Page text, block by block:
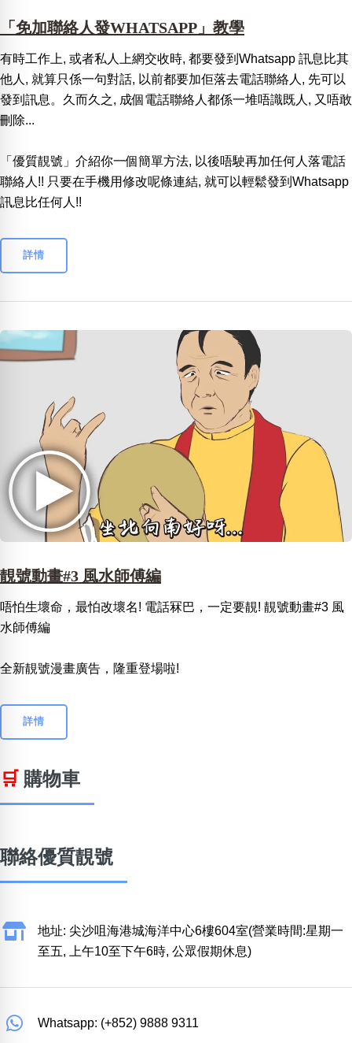
「免加聯絡人發WHATSAPP」教學
有時工作上, 或者私人上網交收時, 都要發到Whatsapp 訊息比其
他人, 就算只係一句對話, 以前都要加佢落去電話聯絡人, 先可以
發到訊息。久而久之, 成個電話聯絡人都係一堆唔識既人, 又唔敢
刪除...
「優質靚號」介紹你一個簡單方法, 以後唔駛再加任何人落電話
聯絡人!! 只要在手機用修改呢條連結, 就可以輕鬆發到Whatsapp
訊息比任何人!!
詳情
靚號動畫#3 風水師傅編
唔怕生壞命，最怕改壞名! 電話冧巴，一定要靚! 靚號動畫#3 風
水師傅編
全新靚號漫畫廣告，隆重登場啦!
詳情
🛒 購物車
聯絡優質靚號
地址: 尖沙咀海港城海洋中心6樓604室(營業時間:星期一
至五, 上午10至下午6時, 公眾假期休息)
Whatsapp: (+852) 9888 9311